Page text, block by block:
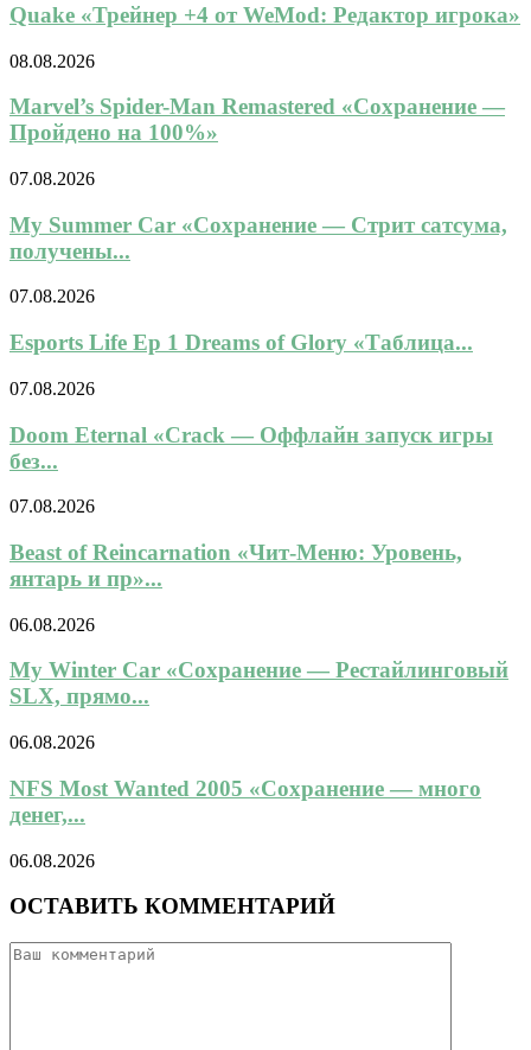
Quake «Трейнер +4 от WeMod: Редактор игрока»
08.08.2026
Marvel’s Spider-Man Remastered «Сохранение —
Пройдено на 100%»
07.08.2026
My Summer Car «Сохранение — Стрит сатсума,
получены...
07.08.2026
Esports Life Ep 1 Dreams of Glory «Таблица...
07.08.2026
Doom Eternal «Crack — Оффлайн запуск игры
без...
07.08.2026
Beast of Reincarnation «Чит-Меню: Уровень,
янтарь и пр»...
06.08.2026
My Winter Car «Сохранение — Рестайлинговый
SLX, прямо...
06.08.2026
NFS Most Wanted 2005 «Сохранение — много
денег,...
06.08.2026
ОСТАВИТЬ КОММЕНТАРИЙ